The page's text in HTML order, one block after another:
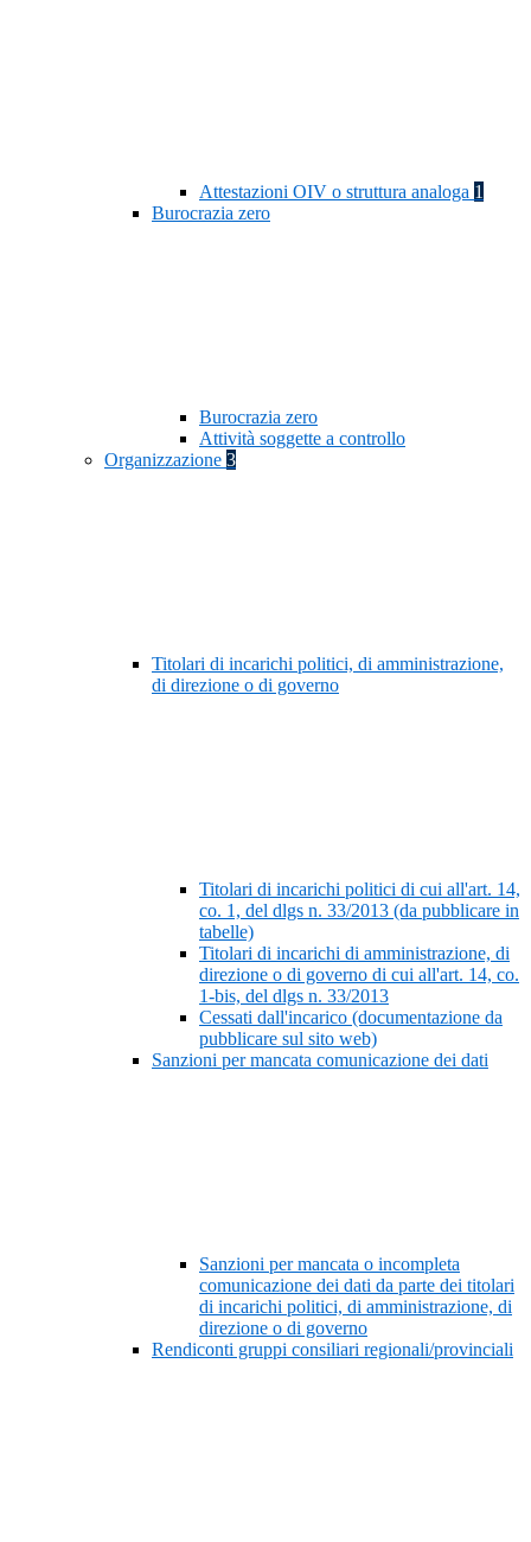
Attestazioni OIV o struttura analoga 1
Burocrazia zero
Burocrazia zero
Attività soggette a controllo
Organizzazione 3
Titolari di incarichi politici, di amministrazione,
di direzione o di governo
Titolari di incarichi politici di cui all'art. 14,
co. 1, del dlgs n. 33/2013 (da pubblicare in
tabelle)
Titolari di incarichi di amministrazione, di
direzione o di governo di cui all'art. 14, co.
1-bis, del dlgs n. 33/2013
Cessati dall'incarico (documentazione da
pubblicare sul sito web)
Sanzioni per mancata comunicazione dei dati
Sanzioni per mancata o incompleta
comunicazione dei dati da parte dei titolari
di incarichi politici, di amministrazione, di
direzione o di governo
Rendiconti gruppi consiliari regionali/provinciali